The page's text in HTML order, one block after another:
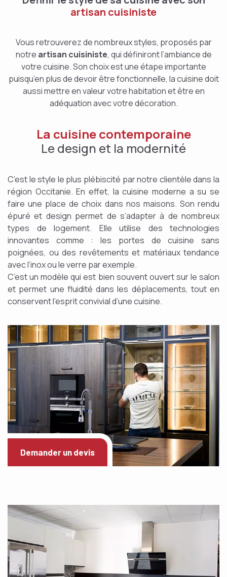
artisan cuisiniste
Vous retrouverez de nombreux styles, proposés par
notre artisan cuisiniste, qui définiront l’ambiance de
votre cuisine. Son choix est une étape importante
puisqu’en plus de devoir être fonctionnelle, la cuisine doit
aussi mettre en valeur votre habitation et être en
adéquation avec votre décoration.
La cuisine contemporaine
Le design et la modernité
C’est le style le plus plébiscité par notre clientèle dans la
région Occitanie. En effet, la cuisine moderne a su se
faire une place de choix dans nos maisons. Son rendu
épuré et design permet de s’adapter à de nombreux
types de logement. Elle utilise des technologies
innovantes comme : les portes de cuisine sans
poignées, ou des revêtements et matériaux tendance
avec l’inox ou le verre par exemple.
C’est un modèle qui est bien souvent ouvert sur le salon
et permet une fluidité dans les déplacements, tout en
conservent l’esprit convivial d’une cuisine.
Demander un devis